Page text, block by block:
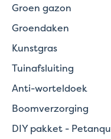
Groen gazon
Groendaken
Kunstgras
Tuinafsluiting
Anti-worteldoek
Boomverzorging
DIY pakket -